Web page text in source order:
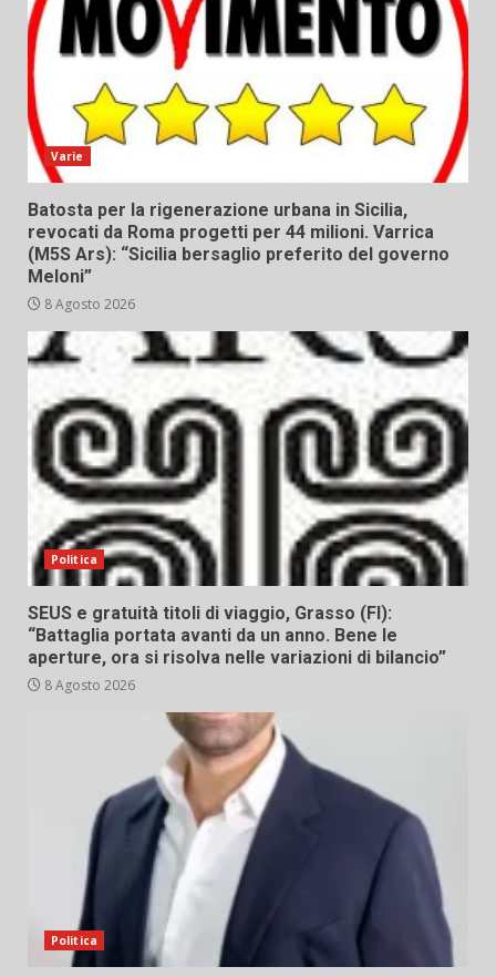
Varie
Batosta per la rigenerazione urbana in Sicilia,
revocati da Roma progetti per 44 milioni. Varrica
(M5S Ars): “Sicilia bersaglio preferito del governo
Meloni”
8 Agosto 2026
Politica
SEUS e gratuità titoli di viaggio, Grasso (FI):
“Battaglia portata avanti da un anno. Bene le
aperture, ora si risolva nelle variazioni di bilancio”
8 Agosto 2026
Politica